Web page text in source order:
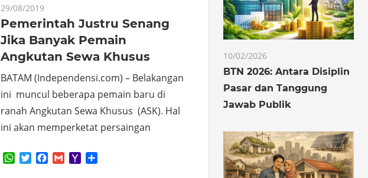
29/08/2019
Pemerintah Justru Senang
Jika Banyak Pemain
Angkutan Sewa Khusus
BATAM (Independensi.com) – Belakangan
ini muncul beberapa pemain baru di
ranah Angkutan Sewa Khusus (ASK). Hal
ini akan memperketat persaingan
WhatsApp
TwitterFacebook
GmailYahoo
10/02/2026
BTN 2026: Antara Disiplin
Pasar dan Tanggung
Jawab Publik